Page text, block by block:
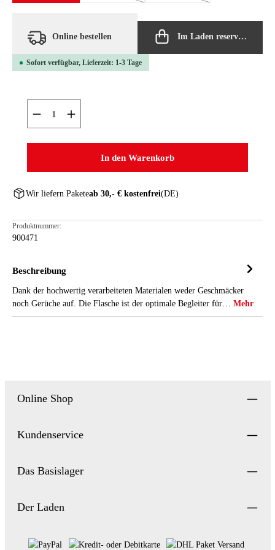
Online bestellen Im Laden reservieren
Sofort verfügbar, Lieferzeit: 1-3 Tage
Produkt Anzahl: Gib den gewünschten Wert ein oder
In den Warenkorb
Wir liefern Paketeab 30,- € kostenfrei(DE)
Produktnummer:
900471
Beschreibung
Dank der hochwertig verarbeiteten Materialen weder Geschmäcker
noch Gerüche auf. Die Flasche ist der optimale Begleiter für… Mehr
Online Shop
Kundenservice
Das Basislager
Der Laden